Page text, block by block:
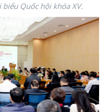
Quốc hội khóa XV.